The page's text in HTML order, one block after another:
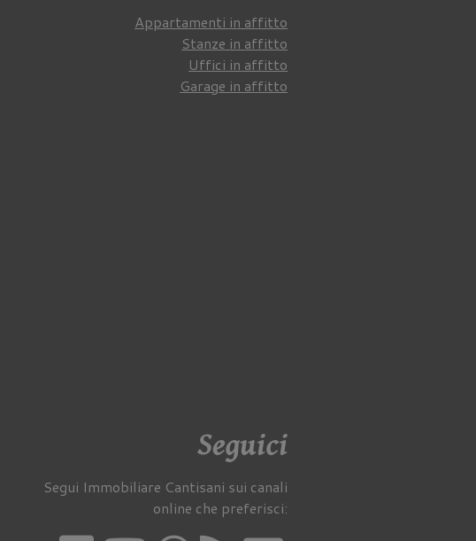
Appartamenti in affitto
Stanze in affitto
Uffici in affitto
Garage in affitto
Seguici
Segui Immobiliare Cantisani sui canali
online che preferisci: